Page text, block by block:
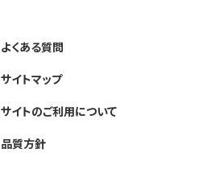
よくある質問
サイトマップ
サイトのご利用について
品質方針